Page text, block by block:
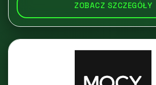
ZOBACZ SZCZEGÓŁY